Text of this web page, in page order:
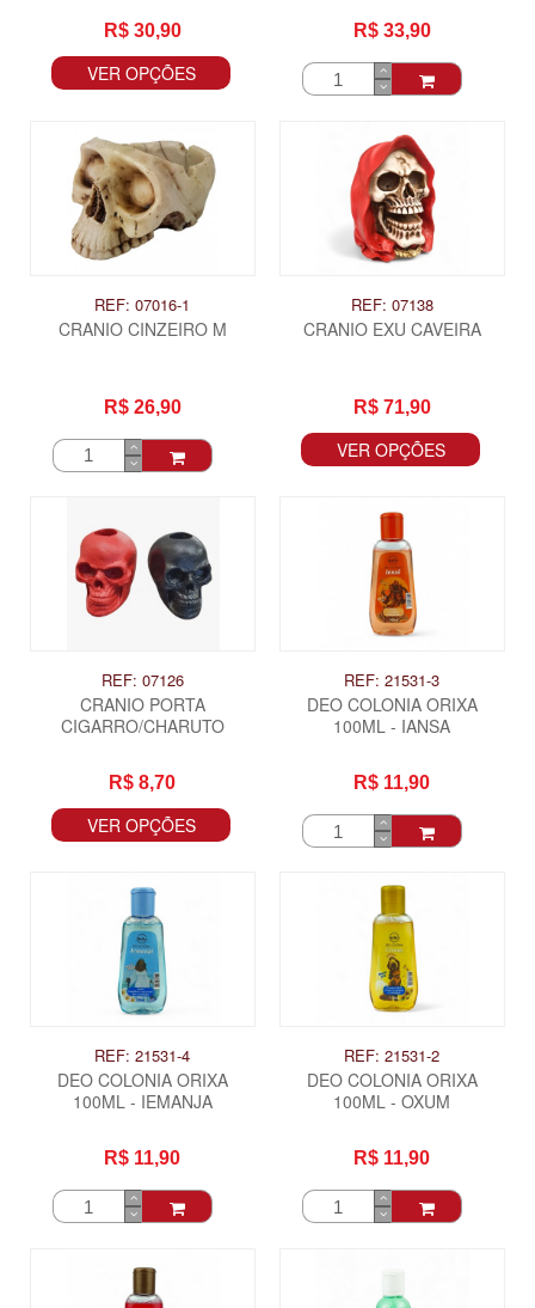
R$ 30,90
VER OPÇÕES
R$ 33,90
REF: 07016-1
CRANIO CINZEIRO M
R$ 26,90
REF: 07138
CRANIO EXU CAVEIRA
R$ 71,90
VER OPÇÕES
REF: 07126
CRANIO PORTA
CIGARRO/CHARUTO
R$ 8,70
VER OPÇÕES
REF: 21531-3
DEO COLONIA ORIXA
100ML - IANSA
R$ 11,90
REF: 21531-4
DEO COLONIA ORIXA
100ML - IEMANJA
R$ 11,90
REF: 21531-2
DEO COLONIA ORIXA
100ML - OXUM
R$ 11,90